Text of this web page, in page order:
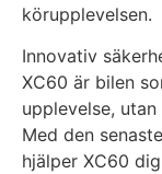
körupplevelsen.
Innovativ
XC60 är bilen
upplevelse,
Med den
hjälper XC60